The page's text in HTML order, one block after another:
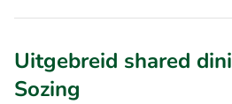
Uitgebreid shared
Sozing